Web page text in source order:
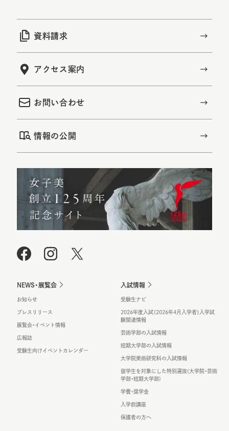
資料請求
アクセス案内
お問い合わせ
情報の公開
NEWS・展覧会
お知らせ
プレスリリース
展覧会・イベント情報
広報誌
受験生向けイベントカレンダー
入試情報
受験生ナビ
2026年度入試（2026年4月入学者）入学試
験関連情報
芸術学部の入試情報
短期大学部の入試情報
大学院美術研究科の入試情報
留学生を対象にした特別選抜(大学院・芸術
学部・短期大学部)
学費・奨学金
入学前講座
保護者の方へ